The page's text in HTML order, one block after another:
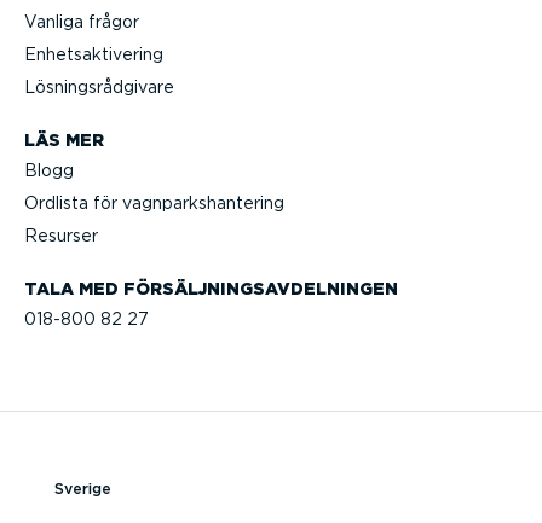
TALA MED FÖRSÄLJ­NINGS­AV­DEL­NINGEN
018-800 82 27
Vanliga frågor
Enhets­ak­ti­vering
Lösnings­råd­givare
LÄS MER
Blogg
Ordlista för vagnparks­han­tering
Resurser
Sverige